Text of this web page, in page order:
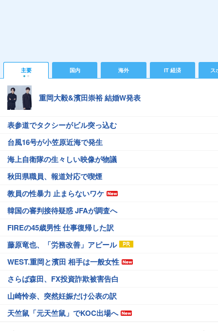
主要 国内 海外 IT 経済 ス
重岡大毅&濱田崇裕 結婚W発表
表参道でタクシーがビル突っ込む
台風16号が小笠原近海で発生
海上自衛隊の生々しい映像が物議
秋田県職員、報道対応で喫煙
教員の性暴力 止まらないワケ
韓国の審判接待疑惑 JFAが調査へ
FIREの45歳男性 仕事復帰した訳
藤原竜也、「労務改善」アピール
WEST.重岡と濱田 相手は一般女性
さらば森田、FX投資詐欺被害告白
山崎怜奈、突然妊娠だけ公表の訳
天竺鼠「元天竺鼠」でKOC出場へ